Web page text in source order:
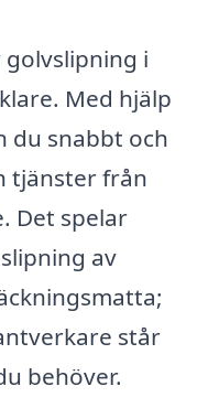
i
Med hjälp
du snabbt och
tjänster från
Det spelar
av
står
behöver.